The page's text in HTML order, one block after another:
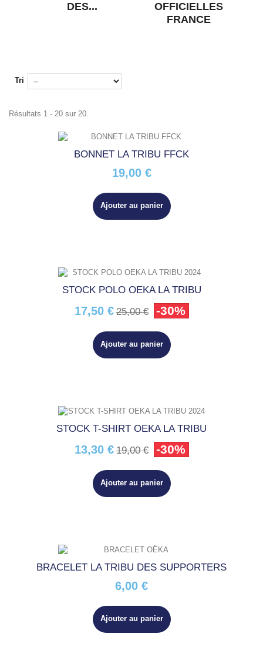
DES...
OFFICIELLES
FRANCE
Tri
Résultats 1 - 20 sur 20.
BONNET LA TRIBU FFCK
19,00 €
Ajouter au panier
STOCK POLO OEKA LA TRIBU
17,50 € 25,00 € -30%
Ajouter au panier
STOCK T-SHIRT OEKA LA TRIBU
13,30 € 19,00 € -30%
Ajouter au panier
BRACELET LA TRIBU DES SUPPORTERS
6,00 €
Ajouter au panier